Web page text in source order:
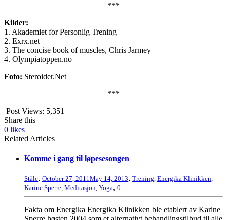
***
Kilder:
1. Akademiet for Personlig Trening
2. Exrx.net
3. The concise book of muscles, Chris Jarmey
4. Olympiatoppen.no
Foto: Steroider.Net
***
Post Views: 5,351
Share this
0 likes
Related Articles
Komme i gang til løpesesongen
Ståle, October 27, 2011May 14, 2013, Trening, Energika Klinikken,
Karine Sperre, Meditasjon, Yoga, 0
Fakta om Energika Energika Klinikken ble etablert av Karine